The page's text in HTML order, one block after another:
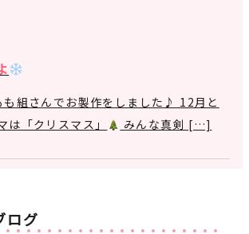
も組さんでお製作をしました♪ 12月と
は「クリスマス」
みんな真剣 […]
ログ